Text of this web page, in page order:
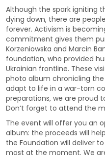
Although the spark igniting
dying down, there are
forever. Activism is
commitment gives them
Korzeniowska and Marcin
foundation, who provided
Ukrainian frontline. These
photo album chronicling
adapt to life in a war-torn
preparations, we are proud
Don’t forget to attend the
The event will offer you an
album: the proceeds will
the Foundation will deliver
most at the moment. We